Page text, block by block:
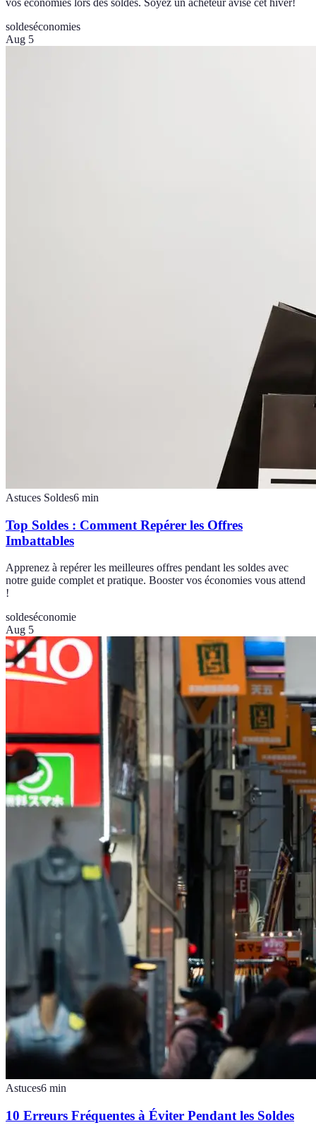
vos économies lors des soldes. Soyez un acheteur avisé cet hiver!
soldeséconomies
Aug 5
Astuces Soldes6 min
Top Soldes : Comment Repérer les Offres
Imbattables
Apprenez à repérer les meilleures offres pendant les soldes avec
notre guide complet et pratique. Booster vos économies vous attend
!
soldeséconomie
Aug 5
Astuces6 min
10 Erreurs Fréquentes à Éviter Pendant les Soldes